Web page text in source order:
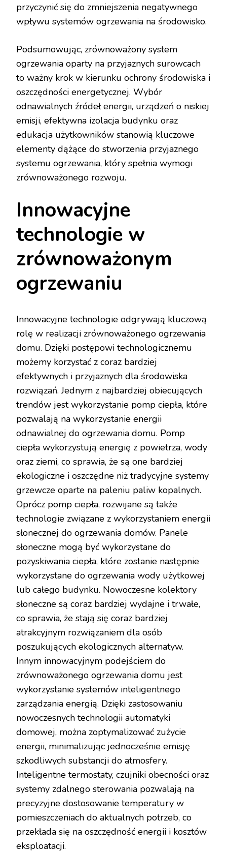
przyczynić się do zmniejszenia negatywnego
wpływu systemów ogrzewania na środowisko.
Podsumowując, zrównoważony system
ogrzewania oparty na przyjaznych surowcach
to ważny krok w kierunku ochrony środowiska i
oszczędności energetycznej. Wybór
odnawialnych źródeł energii, urządzeń o niskiej
emisji, efektywna izolacja budynku oraz
edukacja użytkowników stanowią kluczowe
elementy dążące do stworzenia przyjaznego
systemu ogrzewania, który spełnia wymogi
zrównoważonego rozwoju.
Innowacyjne
technologie w
zrównoważonym
ogrzewaniu
Innowacyjne technologie odgrywają kluczową
rolę w realizacji zrównoważonego ogrzewania
domu. Dzięki postępowi technologicznemu
możemy korzystać z coraz bardziej
efektywnych i przyjaznych dla środowiska
rozwiązań. Jednym z najbardziej obiecujących
trendów jest wykorzystanie pomp ciepła, które
pozwalają na wykorzystanie energii
odnawialnej do ogrzewania domu. Pomp
ciepła wykorzystują energię z powietrza, wody
oraz ziemi, co sprawia, że są one bardziej
ekologiczne i oszczędne niż tradycyjne systemy
grzewcze oparte na paleniu paliw kopalnych.
Oprócz pomp ciepła, rozwijane są także
technologie związane z wykorzystaniem energii
słonecznej do ogrzewania domów. Panele
słoneczne mogą być wykorzystane do
pozyskiwania ciepła, które zostanie następnie
wykorzystane do ogrzewania wody użytkowej
lub całego budynku. Nowoczesne kolektory
słoneczne są coraz bardziej wydajne i trwałe,
co sprawia, że stają się coraz bardziej
atrakcyjnym rozwiązaniem dla osób
poszukujących ekologicznych alternatyw.
Innym innowacyjnym podejściem do
zrównoważonego ogrzewania domu jest
wykorzystanie systemów inteligentnego
zarządzania energią. Dzięki zastosowaniu
nowoczesnych technologii automatyki
domowej, można zoptymalizować zużycie
energii, minimalizując jednocześnie emisję
szkodliwych substancji do atmosfery.
Inteligentne termostaty, czujniki obecności oraz
systemy zdalnego sterowania pozwalają na
precyzyjne dostosowanie temperatury w
pomieszczeniach do aktualnych potrzeb, co
przekłada się na oszczędność energii i kosztów
eksploatacji.